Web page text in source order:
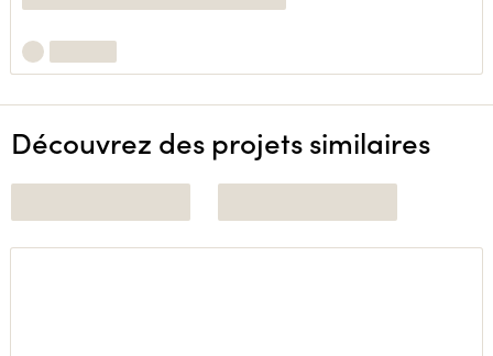
Découvrez des projets similaires